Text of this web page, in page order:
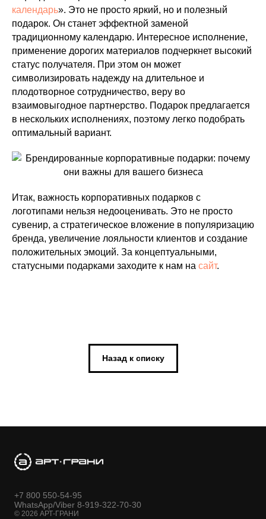
календарь». Это не просто яркий, но и полезный
подарок. Он станет эффектной заменой
традиционному календарю. Интересное исполнение,
применение дорогих материалов подчеркнет высокий
статус получателя. При этом он может
символизировать надежду на длительное и
плодотворное сотрудничество, веру во
взаимовыгодное партнерство. Подарок предлагается
в нескольких исполнениях, поэтому легко подобрать
оптимальный вариант.
Итак, важность корпоративных подарков с
логотипами нельзя недооценивать. Это не просто
сувенир, а стратегическое вложение в популяризацию
бренда, увеличение лояльности клиентов и создание
положительных эмоций. За концептуальными,
статусными подарками заходите к нам на сайт.
Назад к списку
+7 800 550-54-95
WhatsApp/Viber 8-919-322-70-30
© 2026 АРТ-ГРАНИ